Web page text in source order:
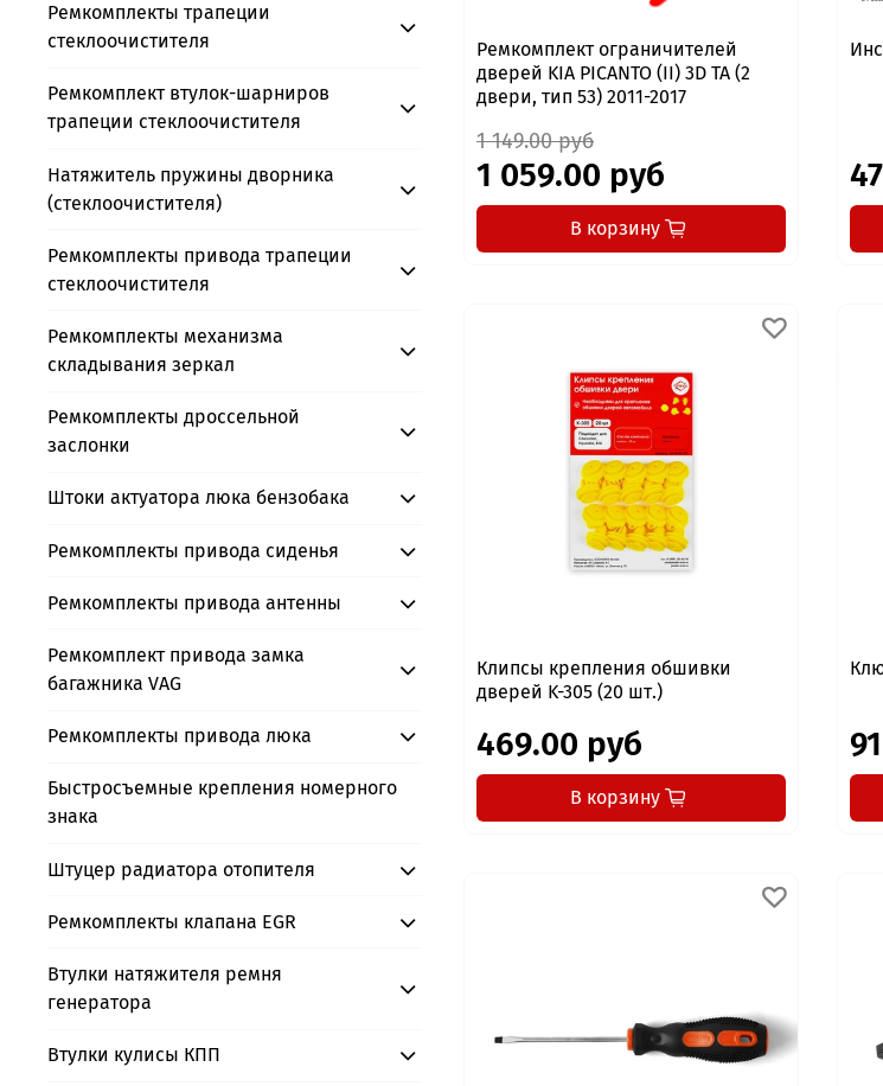
Ремкомплект ограничителей
дверей KIA PICANTO (II) 3D TA (2
двери, тип 53) 2011-2017
1 149.00 руб
1 059.00 руб
В корзину
Клипсы крепления обшивки
дверей K-305 (20 шт.)
469.00 руб
В корзину
Ремкомплекты трапеции
стеклоочистителя
Ремкомплект втулок-шарниров
трапеции стеклоочистителя
Натяжитель пружины дворника
(стеклоочистителя)
Ремкомплекты привода трапеции
стеклоочистителя
Ремкомплекты механизма
складывания зеркал
Ремкомплекты дроссельной
заслонки
Штоки актуатора люка бензобака
Ремкомплекты привода сиденья
Ремкомплекты привода антенны
Ремкомплект привода замка
багажника VAG
Ремкомплекты привода люка
Быстросъемные крепления номерного
знака
Штуцер радиатора отопителя
Ремкомплекты клапана EGR
Втулки натяжителя ремня
генератора
Втулки кулисы КПП